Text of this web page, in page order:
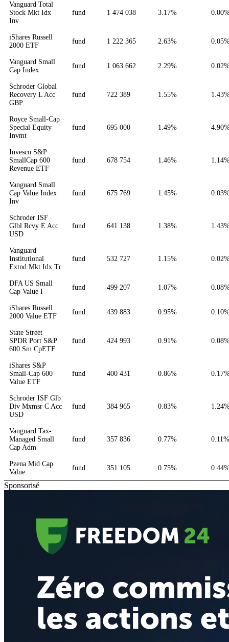
Vanguard Total
Stock Mkt Idx
Inv
fund 1 474 038 3.17%
iShares Russell
2000 ETF
fund 1 222 365 2.63%
Vanguard Small
Cap Index
fund 1 063 662 2.29%
Schroder Global
Recovery L Acc
GBP
fund 722 389 1.55%
Royce Small-Cap
Special Equity
Invmt
fund 695 000 1.49%
Invesco S&P
SmallCap 600
Revenue ETF
fund 678 754 1.46%
Vanguard Small
Cap Value Index
Inv
fund 675 769 1.45%
Schroder ISF
Glbl Rcvy E Acc
USD
fund 641 138 1.38%
Vanguard
Institutional
Extnd Mkt Idx Tr
fund 532 727 1.15%
DFA US Small
Cap Value I
fund 499 207 1.07%
iShares Russell
2000 Value ETF
fund 439 883 0.95%
State Street
SPDR Port S&P
600 Sm CpETF
fund 424 993 0.91%
iShares S&P
Small-Cap 600
Value ETF
fund 400 431 0.86%
Schroder ISF Glb
Div Mxmsr C Acc
USD
fund 384 965 0.83%
Vanguard Tax-
Managed Small
Cap Adm
fund 357 836 0.77% 0.11%
Pzena Mid Cap
Value
fund 351 105 0.75%
Sponsorisé